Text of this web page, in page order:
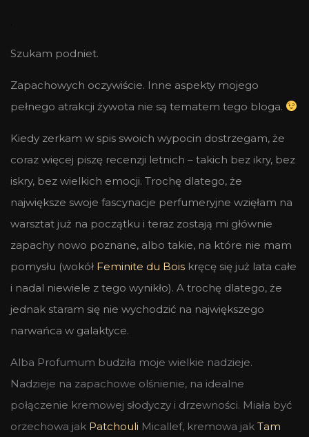
Szukam podniet.
Zapachowych oczywiście. Inne aspekty mojego
pełnego atrakcji żywota nie są tematem tego bloga.
Kiedy zerkam w spis swoich wypocin dostrzegam, że
coraz więcej piszę recenzji letnich – takich bez ikry, bez
iskry, bez wielkich emocji. Trochę dlatego, że
największe swoje fascynacje perfumeryjne wzięłam na
warsztat już na początku i teraz zostają mi głównie
zapachy nowo poznane, albo takie, na które nie mam
pomysłu (wokół Feminite du Bois kręcę się już lata całe
i nadal niewiele z tego wynikło). A trochę dlatego, że
jednak staram się nie wychodzić na największego
narwańca w galaktyce.
Alba Profumum budziła moje wielkie nadzieje.
Nadzieje na zapachowe olśnienie, na idealne
połączenie kremowej słodyczy i drzewności. Miała być
orzechowa jak Patchouli Micallef, kremowa jak Tam